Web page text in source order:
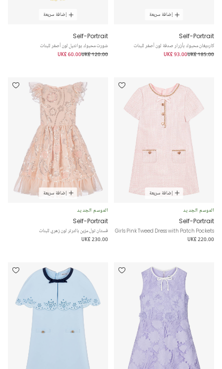
إضافة سريعة
Self-Portrait
كارديغان محبوك بأزرار صدفة لون أصفر للبنات
UK£ 185.00
UK£ 93.00
إضافة سريعة
Self-Portrait
شورت محبوك بوانتيل لون أصفر للبنات
UK£ 120.00
UK£ 60.00
إضافة سريعة
الموسم الجديد
Self-Portrait
Girls Pink Tweed Dress with Patch Pockets
UK£ 220.00
إضافة سريعة
الموسم الجديد
Self-Portrait
فستان تول مزين بالترتر لون زهري للبنات
UK£ 230.00